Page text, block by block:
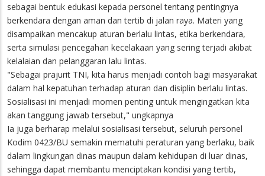
sebagai bentuk edukasi kepada personel tentang pentingnya
berkendara dengan aman dan tertib di jalan raya. Materi yang
disampaikan mencakup aturan berlalu lintas, etika berkendara,
serta simulasi pencegahan kecelakaan yang sering terjadi akibat
kelalaian dan pelanggaran lalu lintas.
"Sebagai prajurit TNI, kita harus menjadi contoh bagi masyarakat
dalam hal kepatuhan terhadap aturan dan disiplin berlalu lintas.
Sosialisasi ini menjadi momen penting untuk mengingatkan kita
akan tanggung jawab tersebut," ungkapnya
Ia juga berharap melalui sosialisasi tersebut, seluruh personel
Kodim 0423/BU semakin mematuhi peraturan yang berlaku, baik
dalam lingkungan dinas maupun dalam kehidupan di luar dinas,
sehingga dapat membantu menciptakan kondisi yang tertib,